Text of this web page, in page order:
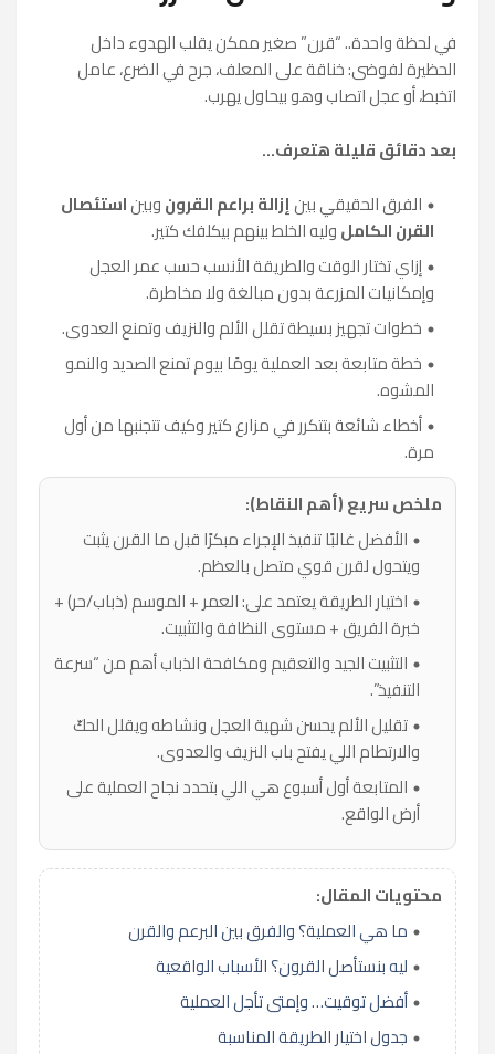
في لحظة واحدة.. “قرن” صغير ممكن يقلب الهدوء داخل
الحظيرة لفوضى: خناقة على المعلف، جرح في الضرع، عامل
اتخبط، أو عجل اتصاب وهو بيحاول يهرب.
بعد دقائق قليلة هتعرف…
الفرق الحقيقي بينإزالة براعم القرونوبيناستئصال
القرن الكاملوليه الخلط بينهم بيكلفك كتير.
إزاي تختار الوقت والطريقة الأنسب حسب عمر العجل
وإمكانيات المزرعة بدون مبالغة ولا مخاطرة.
خطوات تجهيز بسيطة تقلل الألم والنزيف وتمنع العدوى.
خطة متابعة بعد العملية يومًا بيوم تمنع الصديد والنمو
المشوه.
أخطاء شائعة بتتكرر في مزارع كتير وكيف تتجنبها من أول
مرة.
ملخص سريع (أهم النقاط):
الأفضل غالبًا تنفيذ الإجراء مبكرًا قبل ما القرن يثبت
ويتحول لقرن قوي متصل بالعظم.
اختيار الطريقة يعتمد على: العمر + الموسم (ذباب/حر) +
خبرة الفريق + مستوى النظافة والتثبيت.
التثبيت الجيد والتعقيم ومكافحة الذباب أهم من “سرعة
التنفيذ”.
تقليل الألم يحسن شهية العجل ونشاطه ويقلل الحكّ
والارتطام اللي يفتح باب النزيف والعدوى.
المتابعة أول أسبوع هي اللي بتحدد نجاح العملية على
أرض الواقع.
محتويات المقال:
ما هي العملية؟ والفرق بين البرعم والقرن
ليه بنستأصل القرون؟ الأسباب الواقعية
أفضل توقيت… وإمتى تأجل العملية
جدول اختيار الطريقة المناسبة